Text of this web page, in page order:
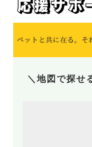
＼地図で探せ